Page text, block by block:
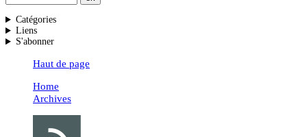
Catégories
Liens
S'abonner
Haut de page
Home
Archives